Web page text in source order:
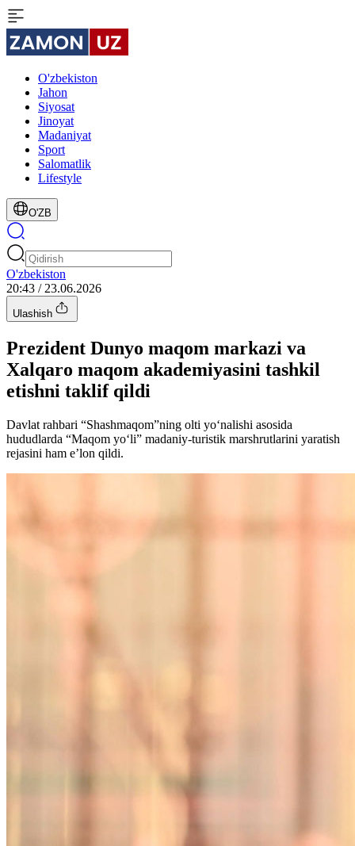
O'zbekiston
Jahon
Siyosat
Jinoyat
Madaniyat
Sport
Salomatlik
Lifestyle
O'ZB
O'zbekiston
20:43 / 23.06.2026
Ulashish
Prezident Dunyo maqom markazi va
Xalqaro maqom akademiyasini tashkil
etishni taklif qildi
Davlat rahbari “Shashmaqom”ning olti yo‘nalishi asosida
hududlarda “Maqom yo‘li” madaniy-turistik marshrutlarini yaratish
rejasini ham e’lon qildi.